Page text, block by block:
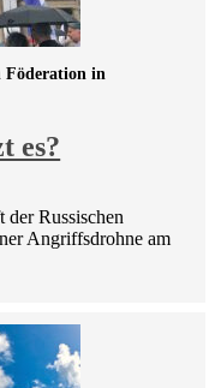
es?
Föderation in
Russischen
Angriffsdrohne am